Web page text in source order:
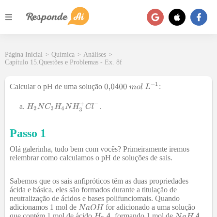
Página Inicial > Química > Análises >
Capítulo 15.Questões e Problemas - Ex. 8f
Calcular o pH de uma solução :
.
Passo 1
Olá galerinha, tudo bem com vocês? Primeiramente iremos
relembrar como calculamos o pH de soluções de sais.
Sabemos que os sais anfipróticos têm as duas propriedades
ácida e básica, eles são formados durante a titulação de
neutralização de ácidos e bases polifunciomais. Quando
adicionamos 1 mol de
for adicionado a uma solução